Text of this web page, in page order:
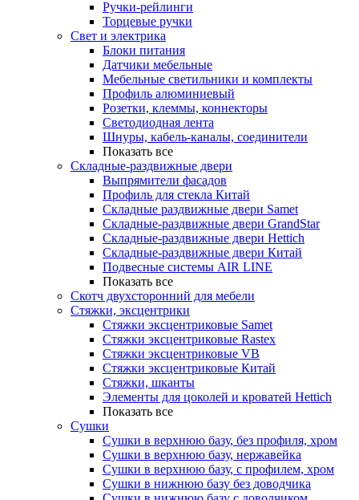
Ручки-рейлинги
Торцевые ручки
Свет и электрика
Блоки питания
Датчики мебельные
Мебельные светильники и комплекты
Профиль алюминиевый
Розетки, клеммы, коннекторы
Светодиодная лента
Шнуры, кабель-каналы, соединители
Показать все
Складные-раздвижные двери
Выпрямители фасадов
Профиль для стекла Китай
Складные раздвижные двери Samet
Складные-раздвижные двери GrandStar
Складные-раздвижные двери Hettich
Складные-раздвижные двери Китай
Подвесные системы AIR LINE
Показать все
Скотч двухсторонний для мебели
Стяжки, эксцентрики
Cтяжки эксцентриковые Samet
Стяжки эксцентриковые Rastex
Стяжки эксцентриковые VB
Стяжки эксцентриковые Китай
Стяжки, шканты
Элементы для цоколей и кроватей Hettich
Показать все
Сушки
Сушки в верхнюю базу, без профиля, хром
Сушки в верхнюю базу, нержавейка
Сушки в верхнюю базу, с профилем, хром
Сушки в нижнюю базу без доводчика